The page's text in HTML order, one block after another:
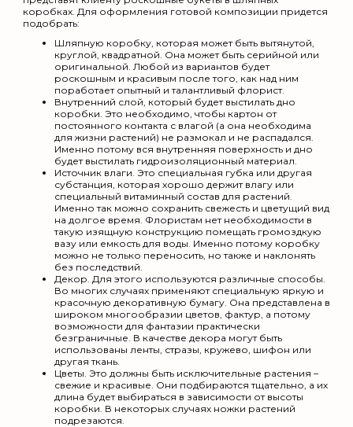
коробках. Для оформления готовой композиции придется
подобрать:
Шляпную коробку, которая может быть вытянутой,
круглой, квадратной. Она может быть серийной или
оригинальной. Любой из вариантов будет
роскошным и красивым после того, как над ним
поработает опытный и талантливый флорист.
Внутренний слой, который будет выстилать дно
коробки. Это необходимо, чтобы картон от
постоянного контакта с влагой (а она необходима
для жизни растений) не размокал и не распадался.
Именно потому вся внутренняя поверхность и дно
будет выстилать гидроизоляционный материал.
Источник влаги. Это специальная губка или другая
субстанция, которая хорошо держит влагу или
специальный витаминный состав для растений.
Именно так можно сохранить свежесть и цветущий вид
на долгое время. Флористам нет необходимости в
такую изящную конструкцию помещать громоздкую
вазу или емкость для воды. Именно потому коробку
можно не только переносить, но также и наклонять
без последствий.
Декор. Для этого используются различные способы.
Во многих случаях применяют специальную яркую и
красочную декоративную бумагу. Она представлена в
широком многообразии цветов, фактур, а потому
возможности для фантазии практически
безграничные. В качестве декора могут быть
использованы ленты, стразы, кружево, шифон или
другая ткань.
Цветы. Это должны быть исключительные растения –
свежие и красивые. Они подбираются тщательно, а их
длина будет выбираться в зависимости от высоты
коробки. В некоторых случаях ножки растений
подрезаются.